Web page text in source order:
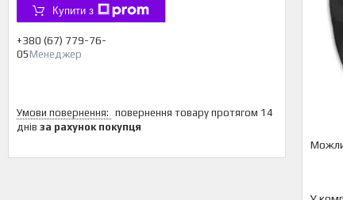
Купити з
+380 (67) 779-76-
05 Менеджер
повернення товару протягом 14
днів за рахунок покупця